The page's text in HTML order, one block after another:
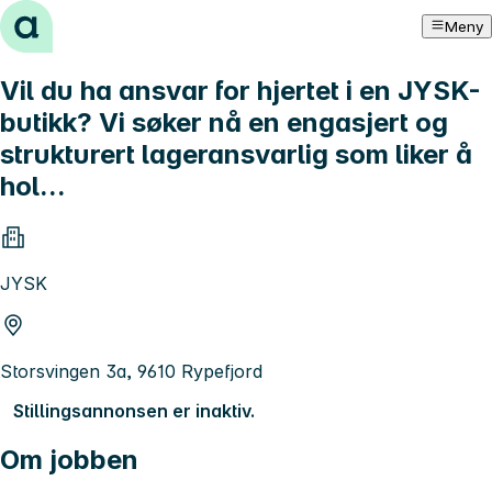
Hopp til innhold Meny
Vil du ha ansvar for hjertet i en JYSK-
butikk? Vi søker nå en engasjert og
strukturert lageransvarlig som liker å
hol...
JYSK
Storsvingen 3a, 9610 Rypefjord
Stillingsannonsen er inaktiv.
Om jobben